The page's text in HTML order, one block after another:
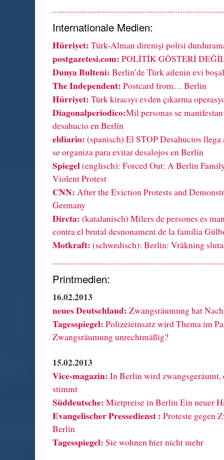
Internationale Medien:
Hürriyet: Türk-Alman direnişi polisi
postgazetesi.com: POLİTİK GÖSTERİ
Dunya Bulteni: Berlin’de Türk ailenin evi
The Independent: Postcard from… Berlin
Hürriyet: Türk kiracıyı evden çıkarma
Diagonalperiodico:Mil personas se
desahucio en Berlín
eldiario: (spanisch) El STOP Desahucios
se organiza para evitar desalojos en Berlín
Spiegel(englisch): Forced Out: A Berlin
Violent Protest
CNN: After the Eviction Protests and
Germany
Dircta: (katalanisch) Milers de persones es
contra el brutal desnonament de la família
Motkraft: (schwedisch): Berlin: Vräkning
Printmedien:
16.02.2013
neues Deutschland: Zwangsräumung hat
Tagesspiegel: Polizeieinsatz wird Thema im
Zwangsräumung unrechtmäßig?
15.02.2013
Vice-magazin: In Berlin wird
stimmt
Süddeutsche: Mietpreise in Berlin Ein neuer
Evangelischer Pressedienst : Proteste gegen
Berlin
Tagesspiegel: Sie wohnen hier nicht mehr